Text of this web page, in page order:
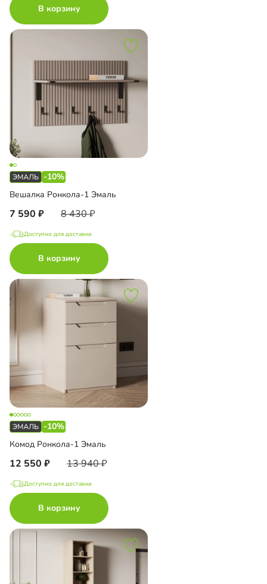
В корзину
-10%
Вешалка Ронкола-1 Эмаль
7 590 8 430
Доступно для доставки
В корзину
-10%
Комод Ронкола-1 Эмаль
12 550 13 940
Доступно для доставки
В корзину